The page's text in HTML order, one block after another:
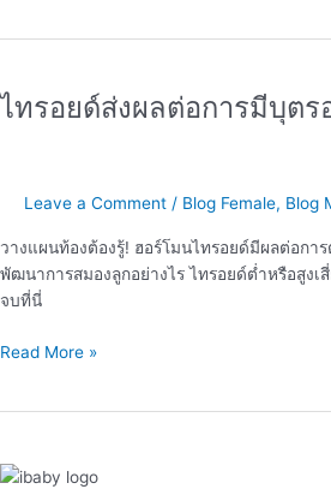
ไทรอยด์ส่งผลต่อการมีบุตร
Leave a Comment / Blog Female, Blog
วางแผนท้องต้องรู้! ฮอร์โมนไทรอยด์มีผลต่อกา
พัฒนาการสมองลูกอย่างไร ไทรอยด์ต่ำหรือสูงเ
จบที่นี่
ผล
บุตร
Read More »